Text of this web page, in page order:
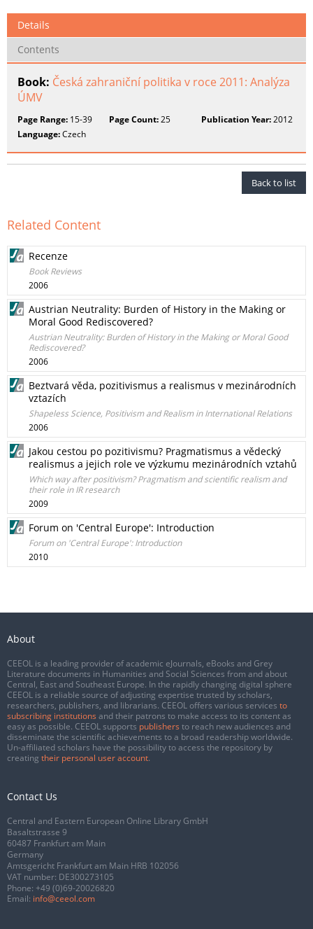
Details
Contents
Book: Česká zahraniční politika v roce 2011: Analýza
ÚMV
Page Range: 15-39 Page Count:25 Publication Year:2012
Language:Czech
Back to list
Related Content
Recenze
Book Reviews
2006
Austrian Neutrality: Burden of History in the Making or
Moral Good Rediscovered?
Austrian Neutrality: Burden of History in the Making or Moral Good
Rediscovered?
2006
Beztvará věda, pozitivismus a realismus v mezinárodních
vztazích
Shapeless Science, Positivism and Realism in International Relations
2006
Jakou cestou po pozitivismu? Pragmatismus a vědecký
realismus a jejich role ve výzkumu mezinárodních vztahů
Which way after positivism? Pragmatism and scientific realism and
their role in IR research
2009
Forum on 'Central Europe': Introduction
Forum on 'Central Europe': Introduction
2010
About
CEEOL is a leading provider of academic eJournals, eBooks and Grey
Literature documents in Humanities and Social Sciences from and about
Central, East and Southeast Europe. In the rapidly changing digital sphere
CEEOL is a reliable source of adjusting expertise trusted by scholars,
researchers, publishers, and librarians. CEEOL offers various services to
subscribing institutions and their patrons to make access to its content as
easy as possible. CEEOL supports publishers to reach new audiences and
disseminate the scientific achievements to a broad readership worldwide.
Un-affiliated scholars have the possibility to access the repository by
creating their personal user account.
Contact Us
Central and Eastern European Online Library GmbH
Basaltstrasse 9
60487 Frankfurt am Main
Germany
Amtsgericht Frankfurt am Main HRB 102056
VAT number: DE300273105
Phone: +49 (0)69-20026820
Email: info@ceeol.com